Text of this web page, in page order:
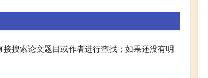
搜索论文题目或作者进行查找；如果还没有明